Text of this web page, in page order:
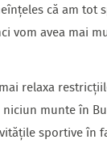
că am
vom avea mai
relaxa
munte în
sportive în